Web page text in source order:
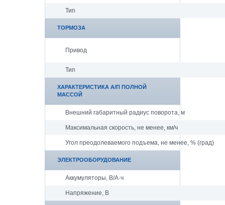
Тип
ТОРМОЗА
Привод
Тип
ХАРАКТЕРИСТИКА А/П ПОЛНОЙ
МАССОЙ
Внешний габаритный радиус поворота, м
Максимальная скорость, не менее, км/ч
Угол преодолеваемого подъема, не менее, % (град)
ЭЛЕКТРООБОРУДОВАНИЕ
Аккумуляторы, В/А·ч
Напряжение, B